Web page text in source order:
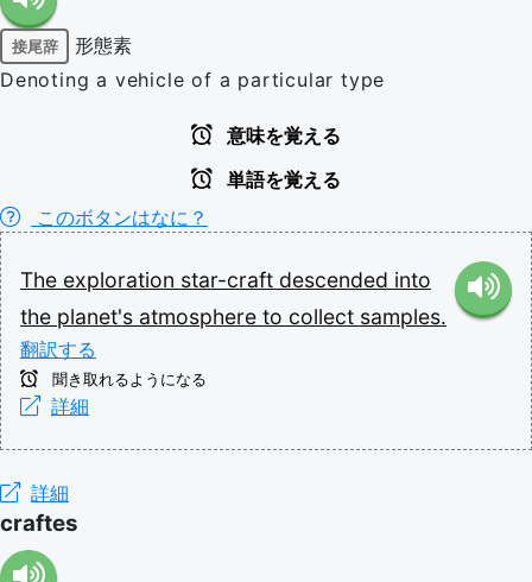
接尾辞
形態素
Denoting a vehicle of a particular type
意味を覚える
単語を覚える
このボタンはなに？
The exploration star-craft descended into
the planet's atmosphere to collect samples.
翻訳する
聞き取れるようになる
詳細
詳細
craftes